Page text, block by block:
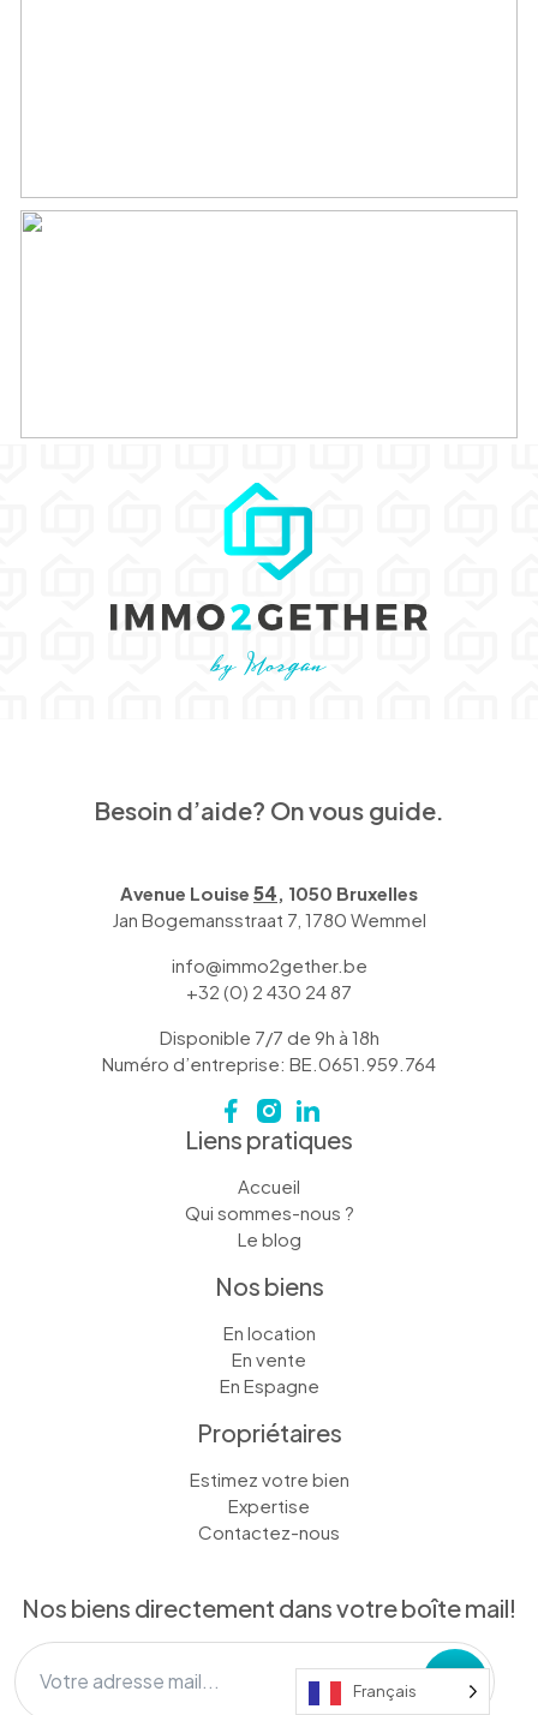
Besoin d’aide? On vous guide.
Avenue Louise 54 , 1050 Bruxelles
Jan Bogemansstraat 7, 1780 Wemmel
info@immo2gether.be
+32 (0) 2 430 24 87
Disponible 7/7 de 9h à 18h
Numéro d’entreprise: BE.0651.959.764
Liens pratiques
Accueil
Qui sommes-nous ?
Le blog
Nos biens
En location
En vente
En Espagne
Propriétaires
Estimez votre bien
Expertise
Contactez-nous
Nos biens directement dans votre boîte mail!
Français